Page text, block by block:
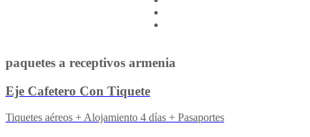
paquetes a receptivos armenia
Eje Cafetero Con Tiquete
Tiquetes aéreos + Alojamiento 4 días + Pasaportes